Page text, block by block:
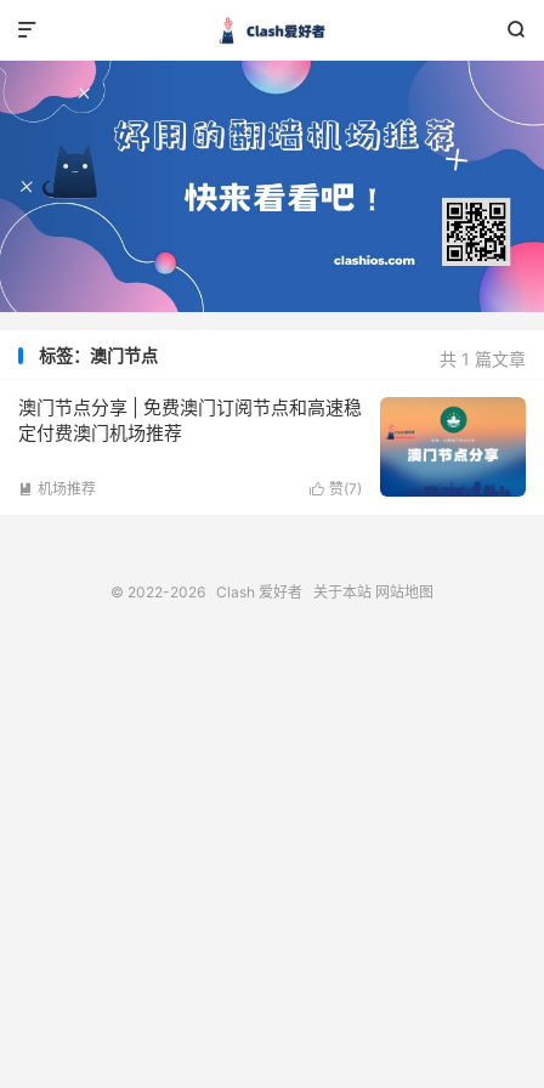


共 1 篇文章
标签：澳门节点
澳门节点分享 | 免费澳门订阅节点和高速稳
定付费澳门机场推荐
 赞(7)
 机场推荐
© 2022-2026 Clash 爱好者 关于本站 网站地图